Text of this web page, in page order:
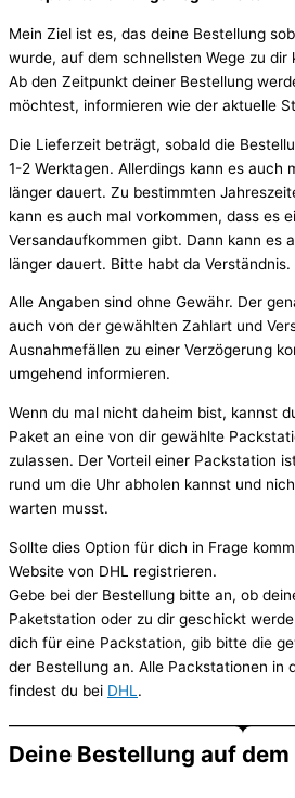
Mein Ziel ist es, das deine Bestellung
wurde, auf dem schnellsten Wege zu dir
Ab den Zeitpunkt deiner Bestellung
möchtest, informieren wie der aktuelle
Die Lieferzeit beträgt, sobald die
1-2 Werktagen. Allerdings kann es auch
länger dauert. Zu bestimmten
kann es auch mal vorkommen, dass es
Versandaufkommen gibt. Dann kann es
länger dauert. Bitte habt da Verständnis.
Alle Angaben sind ohne Gewähr. Der
auch von der gewählten Zahlart und
Ausnahmefällen zu einer Verzögerung
umgehend informieren.
Wenn du mal nicht daheim bist, kannst
Paket an eine von dir gewählte
zulassen. Der Vorteil einer Packstation
rund um die Uhr abholen kannst und
warten musst.
Sollte dies Option für dich in Frage
Website von DHL registrieren.
Gebe bei der Bestellung bitte an, ob
Paketstation oder zu dir geschickt
dich für eine Packstation, gib bitte die
der Bestellung an. Alle Packstationen in
findest du bei DHL .
Deine Bestellung auf